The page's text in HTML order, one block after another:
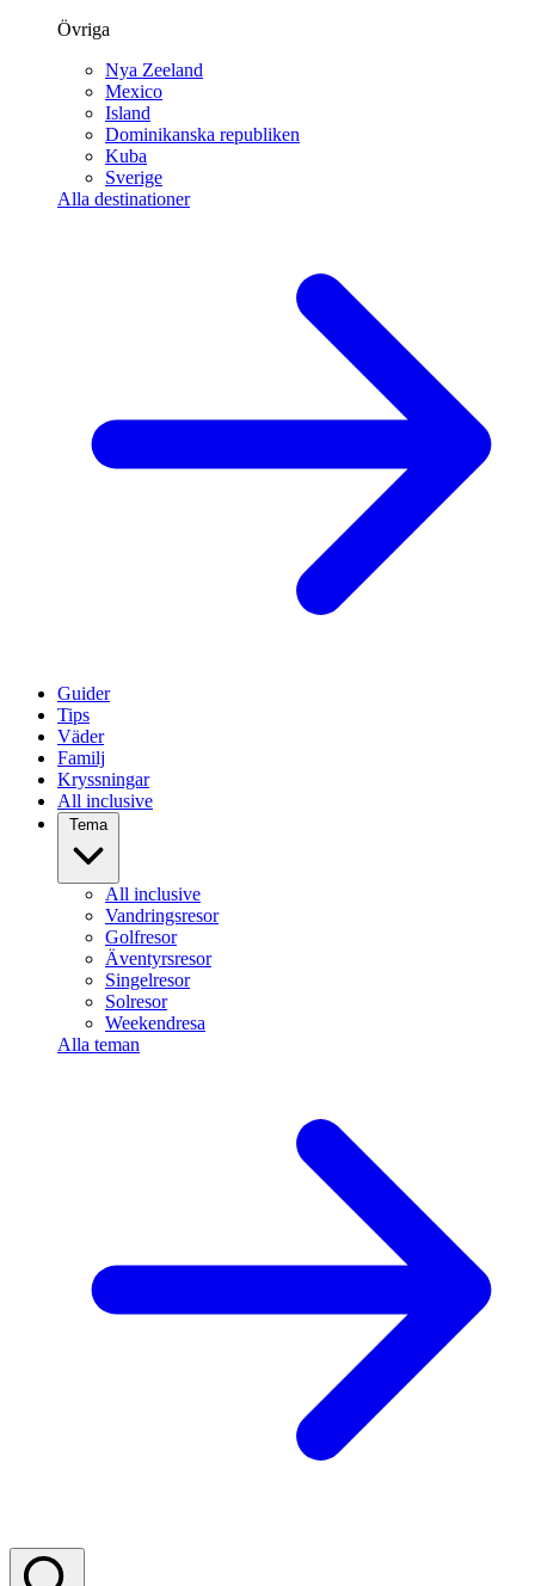
Övriga
Nya Zeeland
Mexico
Island
Dominikanska republiken
Kuba
Sverige
Alla destinationer
Guider
Tips
Väder
Familj
Kryssningar
All inclusive
Tema
All inclusive
Vandringsresor
Golfresor
Äventyrsresor
Singelresor
Solresor
Weekendresa
Alla teman